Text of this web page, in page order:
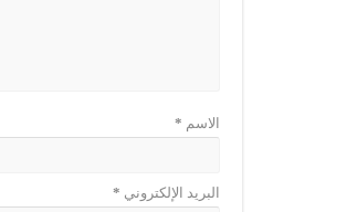
الاسم *
البريد الإلكتروني *